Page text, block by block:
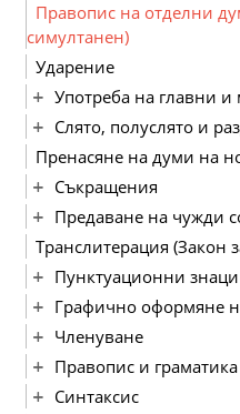
Правопис на отделни
симултанен)
Ударение
Употреба на главни и
Слято, полуслято и
Пренасяне на думи на
Съкращения
Предаване на чужди
Транслитерация (Закон
Пунктуационни знаци
Графично оформяне
Членуване
Правопис и граматика
Синтаксис